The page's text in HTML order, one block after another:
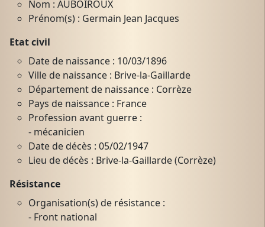
Nom : AUBOIROUX
Prénom(s) : Germain Jean Jacques
Etat civil
Date de naissance : 10/03/1896
Ville de naissance : Brive-la-Gaillarde
Département de naissance : Corrèze
Pays de naissance : France
Profession avant guerre :
- mécanicien
Date de décès : 05/02/1947
Lieu de décès : Brive-la-Gaillarde (Corrèze)
Résistance
Organisation(s) de résistance :
- Front national